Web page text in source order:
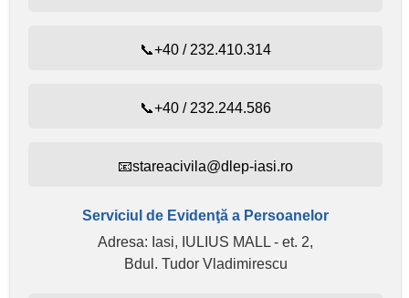
📞+40 / 232.410.314
📞+40 / 232.244.586
📧stareacivila@dlep-iasi.ro
Serviciul de Evidenţă a Persoanelor
Adresa: Iasi, IULIUS MALL - et. 2,
Bdul. Tudor Vladimirescu